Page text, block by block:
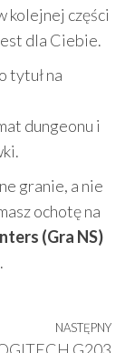
kolejnej części
dla Ciebie.
tytuł na
dungeonu i
granie, a nie
ochotę na
(Gra NS)
NASTĘPNY